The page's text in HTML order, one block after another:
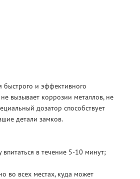
и эффективного
вызывает коррозии металлов, не
дозатор способствует
детали замков.
впитаться в течение 5-10 минут;
во всех местах, куда может